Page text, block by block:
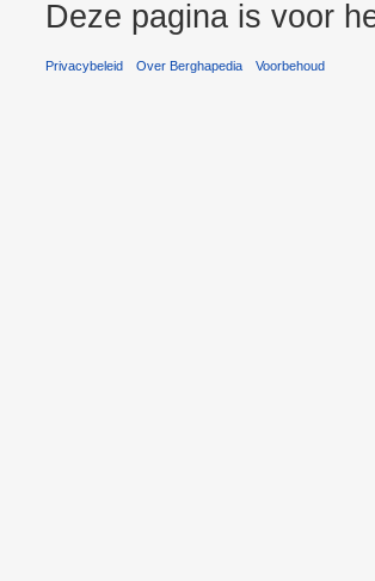
Deze pagina is voor
Privacybeleid Over Berghapedia Voorbehoud